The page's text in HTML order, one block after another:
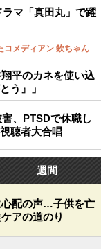
マ「真田丸」で躍
コメディアン 欽ちゃん
平のカネを使い込
う』」
、PTSDで休職し
聴者大合唱
週間
心配の声…子供を亡
アの道のり